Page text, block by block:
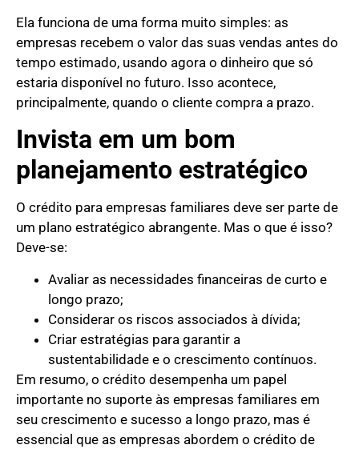
Ela funciona de uma forma muito simples: as
empresas recebem o valor das suas vendas antes do
tempo estimado, usando agora o dinheiro que só
estaria disponível no futuro. Isso acontece,
principalmente, quando o cliente compra a prazo.
Invista em um bom
planejamento estratégico
O crédito para empresas familiares deve ser parte de
um plano estratégico abrangente. Mas o que é isso?
Deve-se:
Avaliar as necessidades financeiras de curto e
longo prazo;
Considerar os riscos associados à dívida;
Criar estratégias para garantir a
sustentabilidade e o crescimento contínuos.
Em resumo, o crédito desempenha um papel
importante no suporte às empresas familiares em
seu crescimento e sucesso a longo prazo, mas é
essencial que as empresas abordem o crédito de